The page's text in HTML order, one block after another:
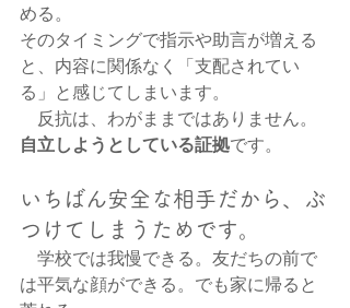
める。
そのタイミングで指示や助言が増える
と、内容に関係なく「支配されてい
る」と感じてしまいます。
反抗は、わがままではありません。
自立しようとしている証拠です。
いちばん安全な相手だから、ぶ
つけてしまうためです。
学校では我慢できる。友だちの前で
は平気な顔ができる。でも家に帰ると